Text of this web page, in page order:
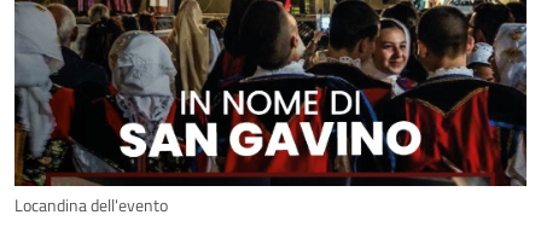
Locandina dell'evento